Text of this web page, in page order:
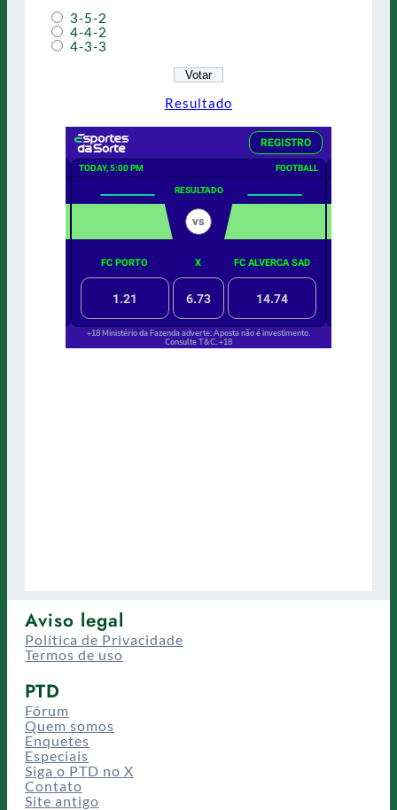
3-5-2
4-4-2
4-3-3
Resultado
Aviso legal
Política de Privacidade
Termos de uso
PTD
Fórum
Quem somos
Enquetes
Especiais
Siga o PTD no X
Contato
Site antigo